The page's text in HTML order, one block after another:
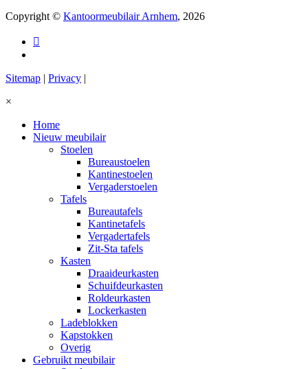
Copyright © Kantoormeubilair Arnhem, 2026
Sitemap | Privacy |
×
Home
Nieuw meubilair
Stoelen
Bureaustoelen
Kantinestoelen
Vergaderstoelen
Tafels
Bureautafels
Kantinetafels
Vergadertafels
Zit-Sta tafels
Kasten
Draaideurkasten
Schuifdeurkasten
Roldeurkasten
Lockerkasten
Ladeblokken
Kapstokken
Overig
Gebruikt meubilair